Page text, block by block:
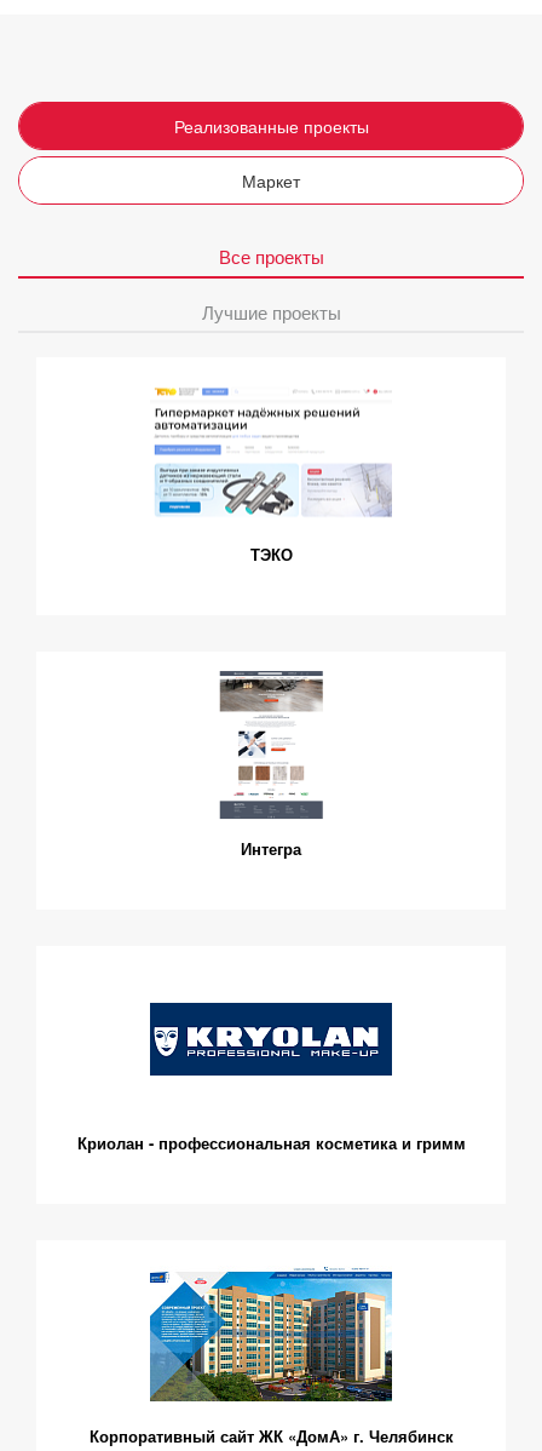
Реализованные проекты
Маркет
Все проекты
Лучшие проекты
ТЭКО
Интегра
Криолан - профессиональная косметика и гримм
Корпоративный сайт ЖК «ДомА» г. Челябинск